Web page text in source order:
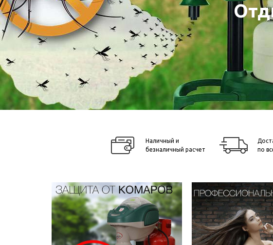
Наличный и
безналичный расчет
по